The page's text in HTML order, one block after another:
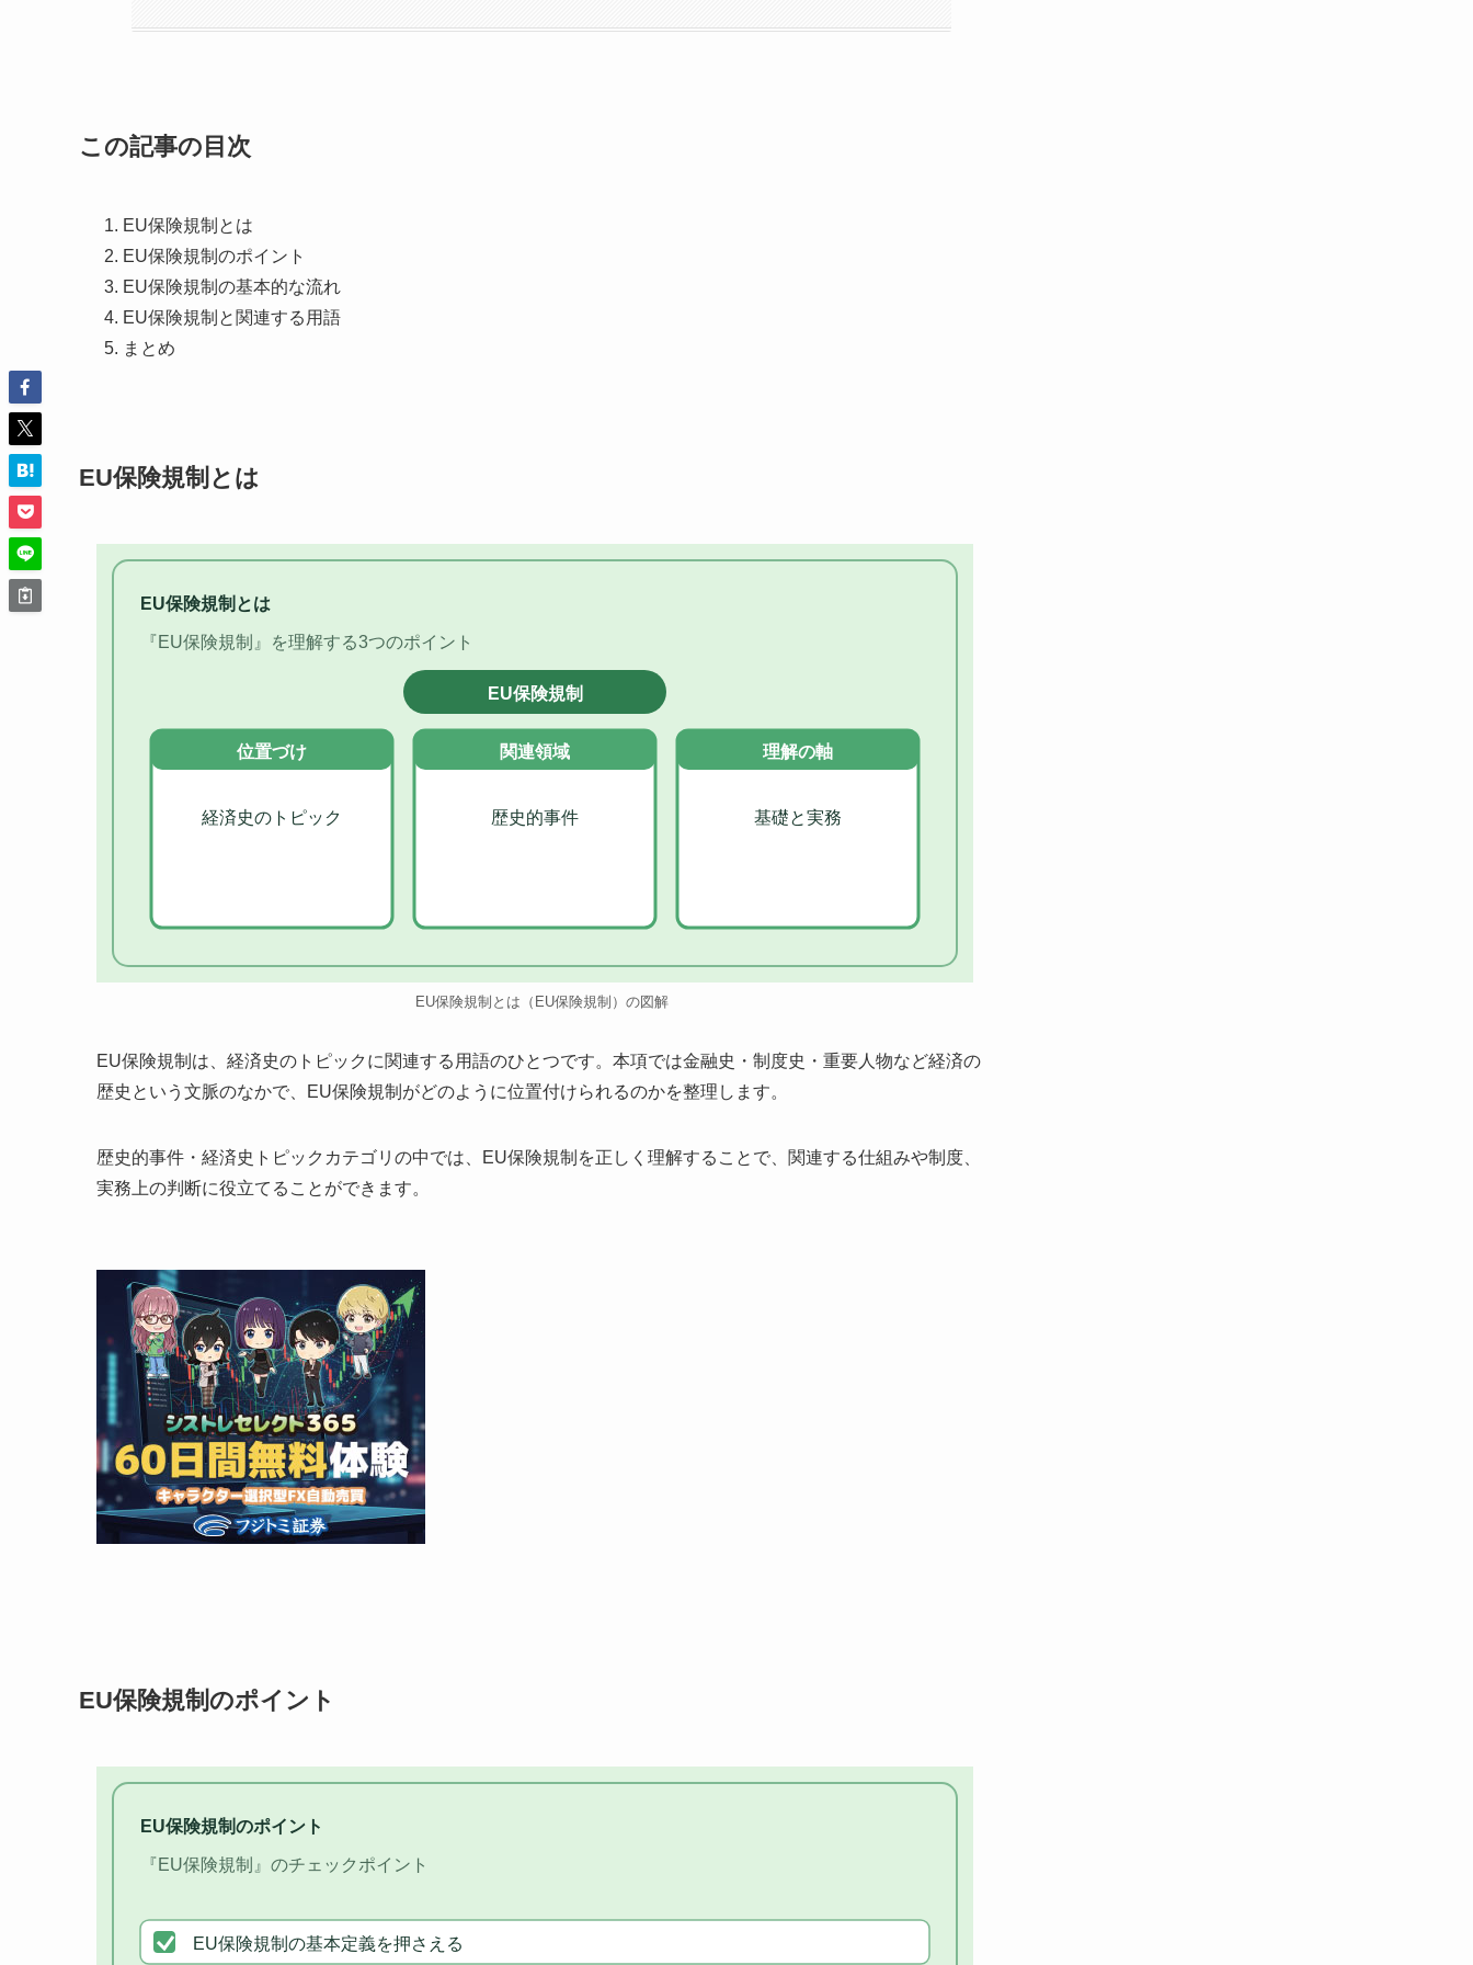
この記事の目次
EU保険規制とは
EU保険規制のポイント
EU保険規制の基本的な流れ
EU保険規制と関連する用語
まとめ
EU保険規制とは
EU保険規制とは
『EU保険規制』を理解する3つのポイント
EU保険規制
位置づけ
経済史のトピック
関連領域
歴史的事件
理解の軸
基礎と実務
EU保険規制とは（EU保険規制）の図解
EU保険規制は、経済史のトピックに関連する用語のひとつです。本項では金融史・制度史・重要人物など経済の
歴史という文脈のなかで、EU保険規制がどのように位置付けられるのかを整理します。
歴史的事件・経済史トピックカテゴリの中では、EU保険規制を正しく理解することで、関連する仕組みや制度、
実務上の判断に役立てることができます。
EU保険規制のポイント
EU保険規制のポイント
『EU保険規制』のチェックポイント
EU保険規制の基本定義を押さえる